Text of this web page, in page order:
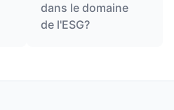
dans le domaine
de l'ESG?